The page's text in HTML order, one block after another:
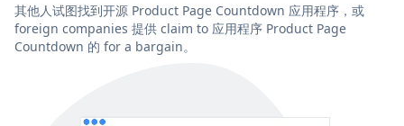
其他人试图找到开源 Product Page Countdown 应用程序，或
foreign companies 提供 claim to 应用程序 Product Page
Countdown 的 for a bargain。